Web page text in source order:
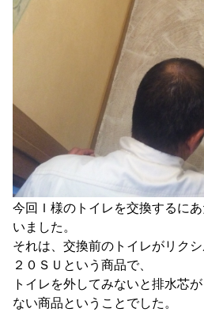
今回Ｉ様のトイレを交換するに
いました。
それは、交換前のトイレがリクシ
２０ＳＵという商品で、
トイレを外してみないと排水芯
ない商品ということでした。